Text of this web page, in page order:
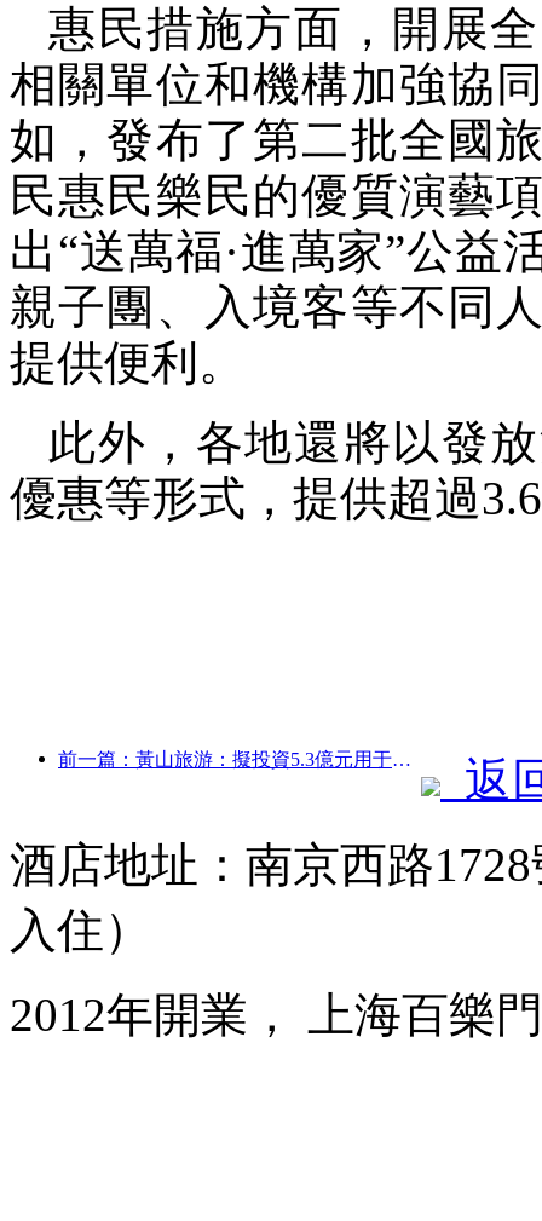
惠民措施方面，開展
相關單位和機構加強協
如，發布了第二批全國
民惠民樂民的優質演藝
出“送萬福·進萬家”公益
親子團、入境客等不同
提供便利。
此外，各地還將以發
優惠等形式，提供超過
前一篇：黃山旅游：擬投資5.3億元用于酒店改造
返
酒店地址：南京西路
入住）
2012年開業， 上海百